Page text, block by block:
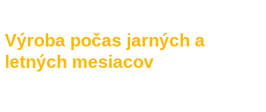
Výroba počas jarných a
letných mesiacov